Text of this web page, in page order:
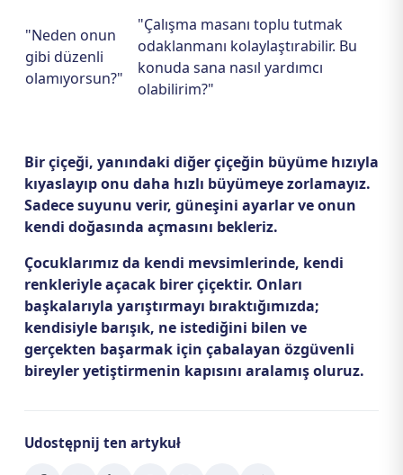
"Neden onun
gibi düzenli
olamıyorsun?"
"Çalışma masanı toplu tutmak
odaklanmanı kolaylaştırabilir. Bu
konuda sana nasıl yardımcı
olabilirim?"
Bir çiçeği, yanındaki diğer çiçeğin büyüme hızıyla
kıyaslayıp onu daha hızlı büyümeye zorlamayız.
Sadece suyunu verir, güneşini ayarlar ve onun
kendi doğasında açmasını bekleriz.
Çocuklarımız da kendi mevsimlerinde, kendi
renkleriyle açacak birer çiçektir. Onları
başkalarıyla yarıştırmayı bıraktığımızda;
kendisiyle barışık, ne istediğini bilen ve
gerçekten başarmak için çabalayan özgüvenli
bireyler yetiştirmenin kapısını aralamış oluruz.
Udostępnij ten artykuł